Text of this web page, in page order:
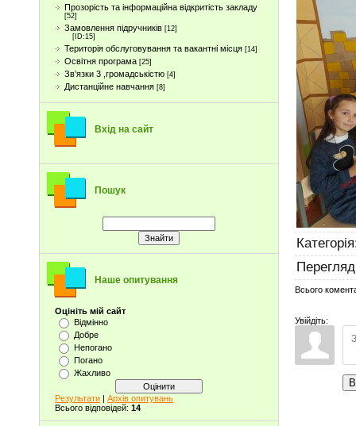
Прозорість та інформаційна відкритість закладу
[52]
Замовлення підручників [12]
[ID:15]
Територія обслуговування та вакантні місця [14]
Освітня програма [25]
Зв’язки 3 ,громадськістю [4]
Дистанційне навчання [8]
Вхід на сайт
Пошук
Наше опитування
Оцініть мій сайт
Відмінно
Добре
Непогано
Погано
Жахливо
Результати | Архів опитувань
Всього відповідей: 14
Категорія
Всього
Увійдіть: